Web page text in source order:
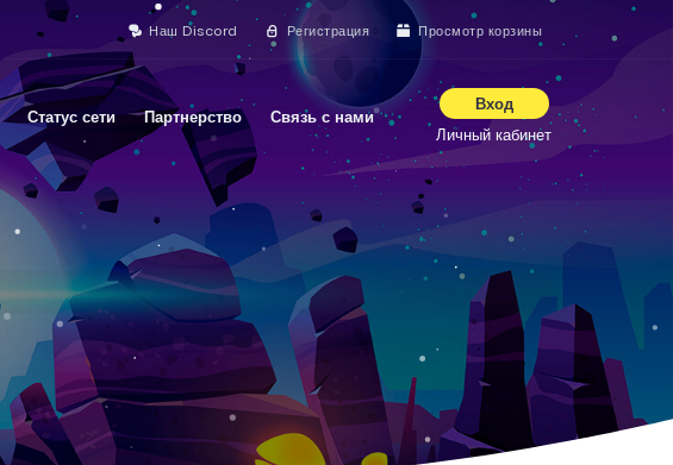
Наш Discord Регистрация Просмотр корзины
Статус сети Партнерство Связь с нами
Вход
Личный кабинет